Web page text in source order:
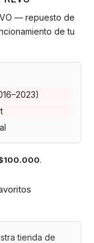
— repuesto de
de tu
.
tienda de